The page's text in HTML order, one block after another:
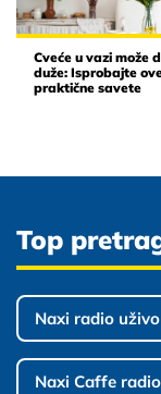
Cveće u vazi može
duže: Isprobajte
praktične savete
Top
Naxi radio uživo
Naxi Caffe radio